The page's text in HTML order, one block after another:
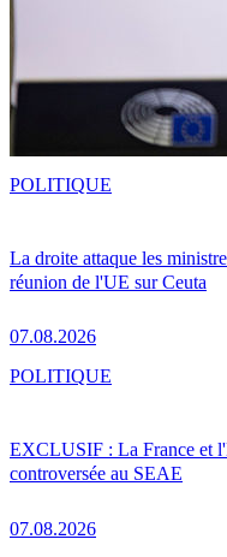
La droite attaque les
réunion de l'UE sur Ceuta
07.08.2026
POLITIQUE
EXCLUSIF : La France et
controversée au SEAE
07.08.2026
POLITIQUE